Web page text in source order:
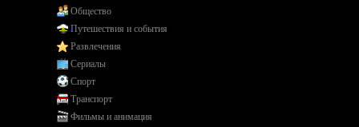
Общество
Путешествия и события
Развлечения
Сериалы
Спорт
Транспорт
Фильмы и анимация